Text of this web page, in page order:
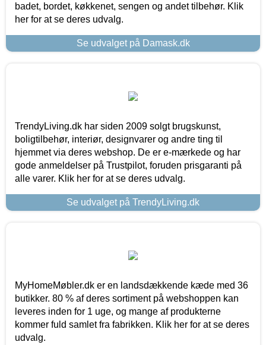
badet, bordet, køkkenet, sengen og andet tilbehør. Klik
her for at se deres udvalg.
Se udvalget på Damask.dk
TrendyLiving.dk har siden 2009 solgt brugskunst,
boligtilbehør, interiør, designvarer og andre ting til
hjemmet via deres webshop. De er e-mærkede og har
gode anmeldelser på Trustpilot, foruden prisgaranti på
alle varer. Klik her for at se deres udvalg.
Se udvalget på TrendyLiving.dk
MyHomeMøbler.dk er en landsdækkende kæde med 36
butikker. 80 % af deres sortiment på webshoppen kan
leveres inden for 1 uge, og mange af produkterne
kommer fuld samlet fra fabrikken. Klik her for at se deres
udvalg.